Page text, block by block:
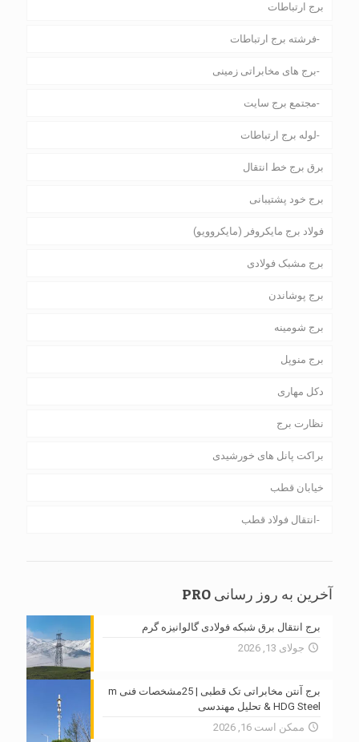
برج ارتباطات
فرشته برج ارتباطات
برج های مخابراتی زمینی
مجتمع برج سایت
لوله برج ارتباطات
برق برج خط انتقال
برج خود پشتیبانی
فولاد برج مایکروفر (مایکروویو)
برج مشبک فولادی
برج پوشاندن
برج شومینه
برج منوپل
دکل مهاری
نظارت برج
براکت پانل های خورشیدی
خیابان قطب
انتقال فولاد قطب
آخرین به روز رسانی PRO
برج انتقال برق شبکه فولادی گالوانیزه گرم
جولای 13, 2026
برج آنتن مخابراتی تک قطبی | 25مشخصات فنی m
HDG Steel & تحلیل مهندسی
ممکن است 16, 2026